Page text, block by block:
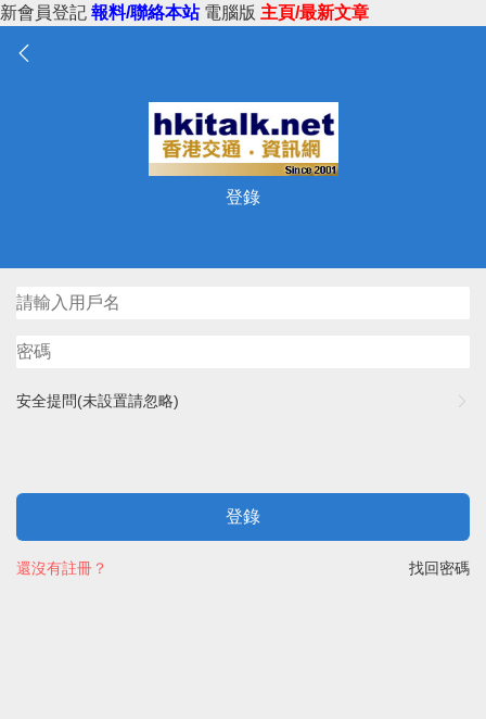
新會員登記 報料/聯絡本站 電腦版 主頁/最新文章
登錄
安全提問(未設置請忽略)
登錄
找回密碼
還沒有註冊？